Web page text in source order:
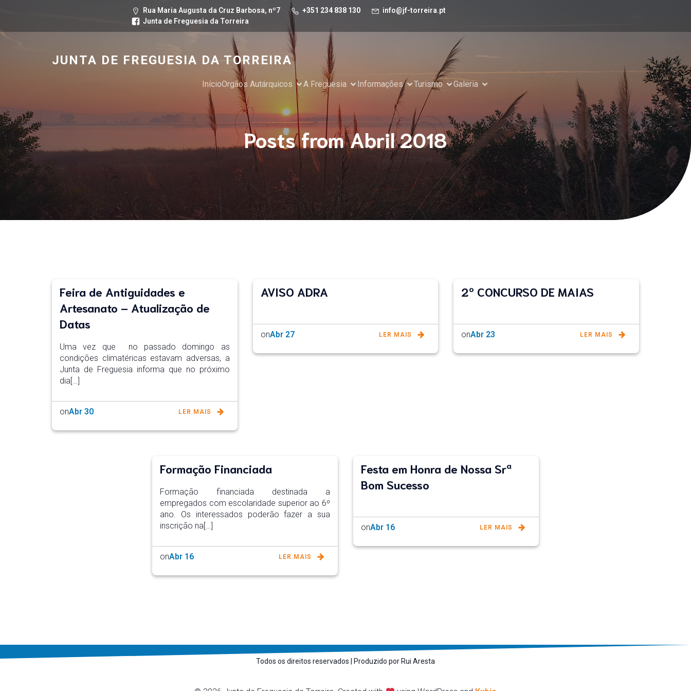
Rua Maria Augusta da Cruz Barbosa, nº7 +351 234 838 130
info@jf-torreira.pt
Junta de Freguesia da Torreira
JUNTA DE FREGUESIA DA TORREIRA
InícioOrgãos Autárquicos A Freguesia Informações Turismo Galeria
Posts from Abril 2018
Feira de Antiguidades e
Artesanato – Atualização de
Datas
Uma vez que no passado domingo as
condições climatéricas estavam adversas, a
Junta de Freguesia informa que no próximo
dia[…]
onAbr 30 LER MAIS
AVISO ADRA
onAbr 27 LER MAIS
2º CONCURSO DE MAIAS
onAbr 23 LER MAIS
Formação Financiada
Formação financiada destinada a
empregados com escolaridade superior ao 6º
ano. Os interessados poderão fazer a sua
inscrição na[…]
onAbr 16 LER MAIS
Festa em Honra de Nossa Srª
Bom Sucesso
onAbr 16 LER MAIS
Todos os direitos reservados | Produzido por Rui Aresta